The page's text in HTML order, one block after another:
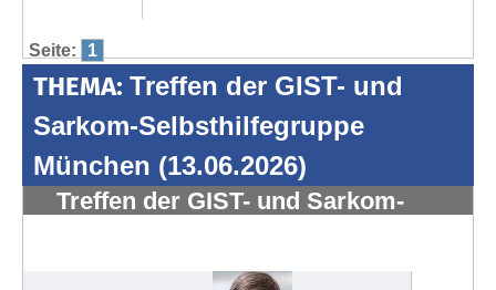
Seite: 1
THEMA: Treffen der GIST- und
Sarkom-Selbsthilfegruppe
München (13.06.2026)
Treffen der GIST- und Sarkom-